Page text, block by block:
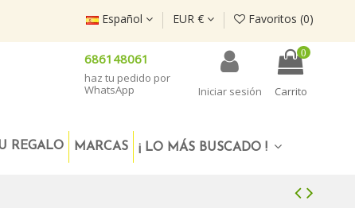
Español EUR € Favoritos (0)
686148061
haz tu pedido por
WhatsApp
Iniciar sesión
0
Carrito
REGALO MARCAS ¡ LO MÁS BUSCADO !